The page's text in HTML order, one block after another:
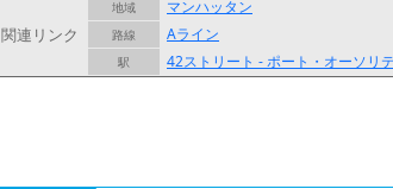
関連リンク
地域 マンハッタン
路線 Aライン
駅 42ストリート - ポート・オーソリ